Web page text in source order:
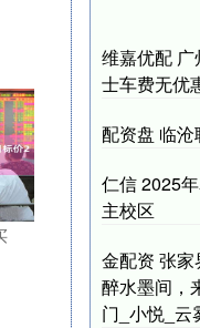
维嘉优配
士车费无优
配资盘 临
仁信 2025
主校区
金配资 张
醉水墨间，
门_小悦_云